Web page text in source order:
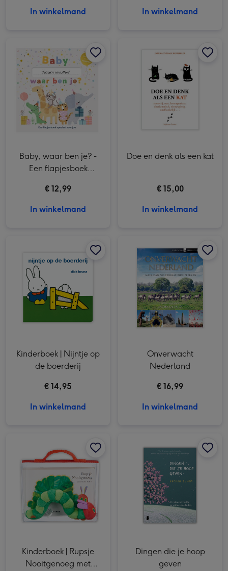
In winkelmand In winkelmand
Baby, waar ben je? -
Een flapjesboek
€ 12,99
In winkelmand
Doe en denk als een kat
€ 15,00
In winkelmand
Kinderboek | Nijntje op
de boerderij
€ 14,95
In winkelmand
Onverwacht
Nederland
€ 16,99
In winkelmand
Kinderboek | Rupsje
Nooitgenoeg met
Dingen die je hoop
geven